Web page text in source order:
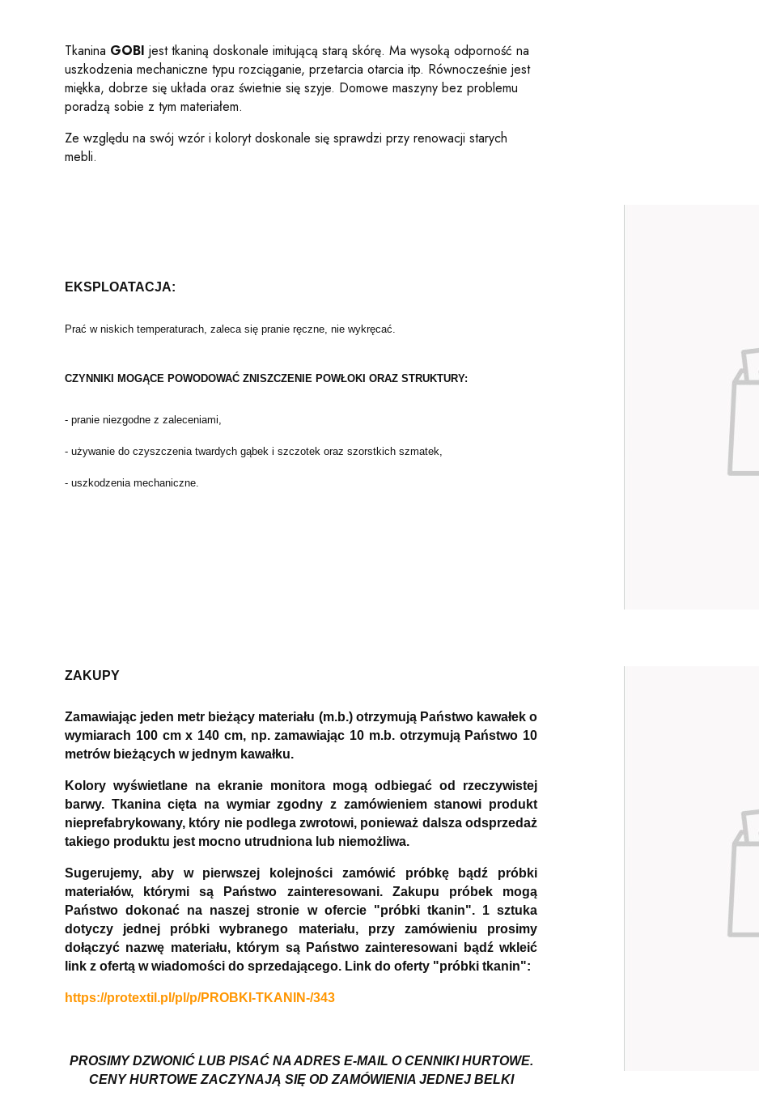
Tkanina GOBI jest tkaniną doskonale imitującą starą skórę. Ma wysoką odporność na
uszkodzenia mechaniczne typu rozciąganie, przetarcia otarcia itp. Równocześnie jest
miękka, dobrze się układa oraz świetnie się szyje. Domowe maszyny bez problemu
poradzą sobie z tym materiałem.
Ze względu na swój wzór i koloryt doskonale się sprawdzi przy renowacji starych
mebli.
EKSPLOATACJA:
Prać w niskich temperaturach, zaleca się pranie ręczne, nie wykręcać.
CZYNNIKI MOGĄCE POWODOWAĆ ZNISZCZENIE POWŁOKI ORAZ STRUKTURY:
- pranie niezgodne z zaleceniami,
- używanie do czyszczenia twardych gąbek i szczotek oraz szorstkich szmatek,
- uszkodzenia mechaniczne.
ZAKUPY
Zamawiając jeden metr bieżący materiału (m.b.) otrzymują Państwo kawałek o
wymiarach 100 cm x 140 cm, np. zamawiając 10 m.b. otrzymują Państwo 10
metrów bieżących w jednym kawałku.
Kolory wyświetlane na ekranie monitora mogą odbiegać od rzeczywistej
barwy. Tkanina cięta na wymiar zgodny z zamówieniem stanowi produkt
nieprefabrykowany, który nie podlega zwrotowi, ponieważ dalsza odsprzedaż
takiego produktu jest mocno utrudniona lub niemożliwa.
Sugerujemy, aby w pierwszej kolejności zamówić próbkę bądź próbki
materiałów, którymi są Państwo zainteresowani. Zakupu próbek mogą
Państwo dokonać na naszej stronie w ofercie "próbki tkanin". 1 sztuka
dotyczy jednej próbki wybranego materiału, przy zamówieniu prosimy
dołączyć nazwę materiału, którym są Państwo zainteresowani bądź wkleić
link z ofertą w wiadomości do sprzedającego. Link do oferty "próbki tkanin":
https://protextil.pl/pl/p/PROBKI-TKANIN-/343
PROSIMY DZWONIĆ LUB PISAĆ NA ADRES E-MAIL O CENNIKI HURTOWE.
CENY HURTOWE ZACZYNAJĄ SIĘ OD ZAMÓWIENIA JEDNEJ BELKI